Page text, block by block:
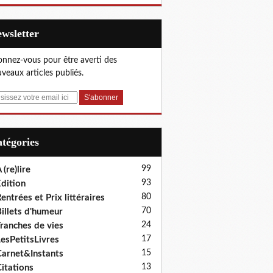
vous pour être averti des
articles publiés.
(re)lire 99
93
et Prix littéraires 80
d'humeur 70
de vies 24
17
15
13